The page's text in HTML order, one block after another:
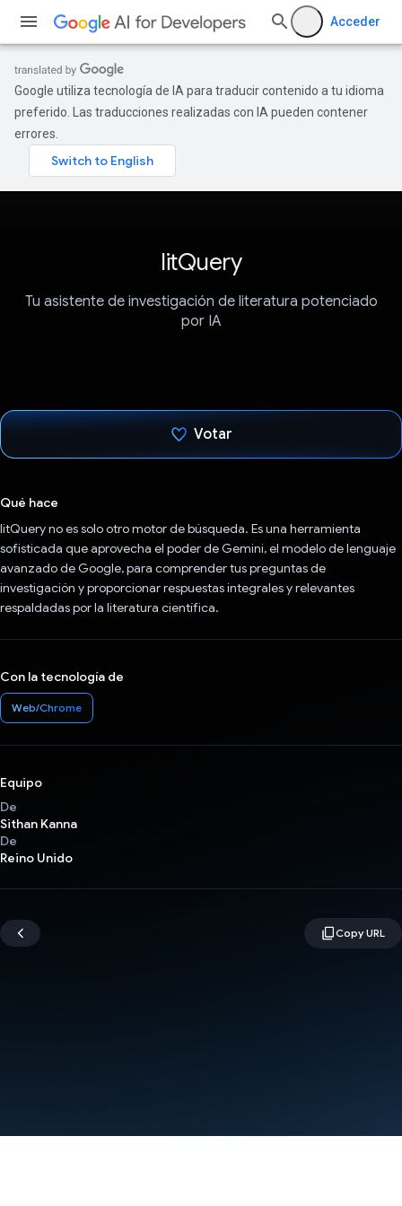
Acceder
Google utiliza tecnología de IA para traducir contenido a tu idioma
preferido. Las traducciones realizadas con IA pueden contener
errores.
litQuery
Tu asistente de investigación de literatura potenciado
por IA
Votar
Qué hace
litQuery no es solo otro motor de búsqueda. Es una herramienta
sofisticada que aprovecha el poder de Gemini, el modelo de lenguaje
avanzado de Google, para comprender tus preguntas de
investigación y proporcionar respuestas integrales y relevantes
respaldadas por la literatura científica.
Con la tecnología de
Web/Chrome
Equipo
De
Sithan Kanna
De
Reino Unido